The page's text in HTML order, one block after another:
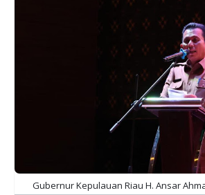
Gubernur Kepulauan Riau H. Ansar